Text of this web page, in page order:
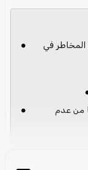
المخاطر في
بعد ٩٠ يومًا من عدم